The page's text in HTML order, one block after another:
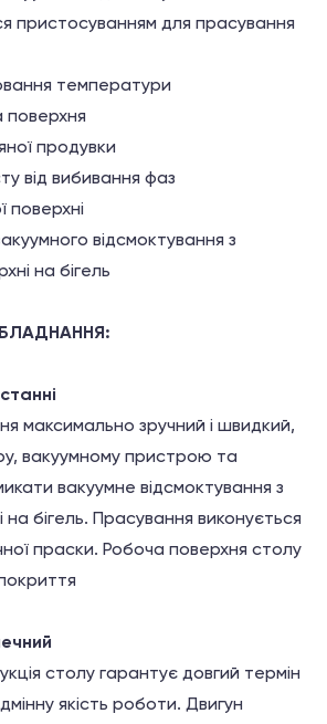
пристосуванням для прасування
температури
поверхня
продувки
від вибивання фаз
поверхні
відсмоктування з
на бігель
максимально зручний і швидкий,
вакуумному пристрою та
вакуумне відсмоктування з
на бігель. Прасування виконується
праски. Робоча поверхня столу
столу гарантує довгий термін
якість роботи. Двигун